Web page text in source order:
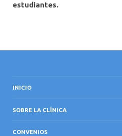
estudiantes.
INICIO
SOBRE LA CLÍNICA
CONVENIOS